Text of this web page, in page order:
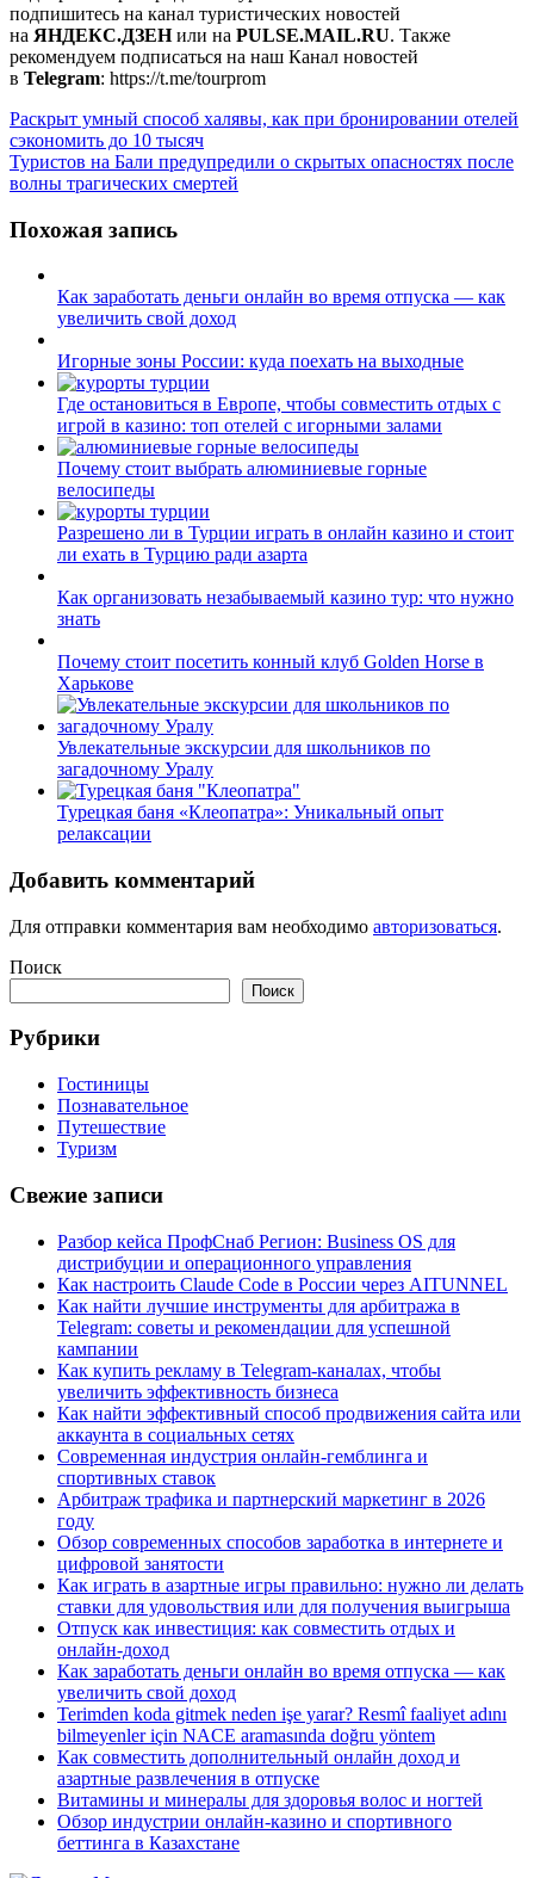
подпишитесь на канал туристических новостей
на ЯНДЕКС.ДЗЕНили на PULSE.MAIL.RU. Также
рекомендуем подписаться на наш Канал новостей
в Telegram: https://t.me/tourprom
Навигация
по
записям
Раскрыт умный способ халявы, как при бронировании отелей
сэкономить до 10 тысяч
Туристов на Бали предупредили о скрытых опасностях после
волны трагических смертей
Похожая запись
Как заработать деньги онлайн во время отпуска — как
увеличить свой доход
Игорные зоны России: куда поехать на выходные
Где остановиться в Европе, чтобы совместить отдых с
игрой в казино: топ отелей с игорными залами
Почему стоит выбрать алюминиевые горные
велосипеды
Разрешено ли в Турции играть в онлайн казино и стоит
ли ехать в Турцию ради азарта
Как организовать незабываемый казино тур: что нужно
знать
Почему стоит посетить конный клуб Golden Horse в
Харькове
Увлекательные экскурсии для школьников по
загадочному Уралу
Турецкая баня «Клеопатра»: Уникальный опыт
релаксации
Добавить комментарий
Для отправки комментария вам необходимо авторизоваться.
Поиск
Поиск
Рубрики
Гостиницы
Познавательное
Путешествие
Туризм
Свежие записи
Разбор кейса ПрофСнаб Регион: Business OS для
дистрибуции и операционного управления
Как настроить Claude Code в России через AITUNNEL
Как найти лучшие инструменты для арбитража в
Telegram: советы и рекомендации для успешной
кампании
Как купить рекламу в Telegram-каналах, чтобы
увеличить эффективность бизнеса
Как найти эффективный способ продвижения сайта или
аккаунта в социальных сетях
Современная индустрия онлайн-гемблинга и
спортивных ставок
Арбитраж трафика и партнерский маркетинг в 2026
году
Обзор современных способов заработка в интернете и
цифровой занятости
Как играть в азартные игры правильно: нужно ли делать
ставки для удовольствия или для получения выигрыша
Отпуск как инвестиция: как совместить отдых и
онлайн-доход
Как заработать деньги онлайн во время отпуска — как
увеличить свой доход
Terimden koda gitmek neden işe yarar? Resmî faaliyet adını
bilmeyenler için NACE aramasında doğru yöntem
Как совместить дополнительный онлайн доход и
азартные развлечения в отпуске
Витамины и минералы для здоровья волос и ногтей
Обзор индустрии онлайн-казино и спортивного
беттинга в Казахстане